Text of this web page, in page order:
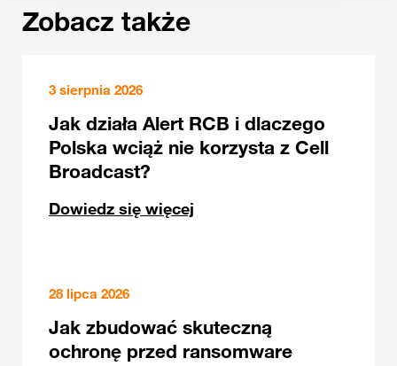
Zobacz także
3 sierpnia 2026
Jak działa Alert RCB i dlaczego
Polska wciąż nie korzysta z Cell
Broadcast?
Dowiedz się więcej
28 lipca 2026
Jak zbudować skuteczną
ochronę przed ransomware